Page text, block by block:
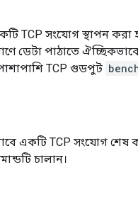
TCP সংযোগ স্থাপন করা
ডেটা পাঠাতে
পাশাপাশি TCP গুডপুট
একটি TCP সংযোগ শেষ
চালান।